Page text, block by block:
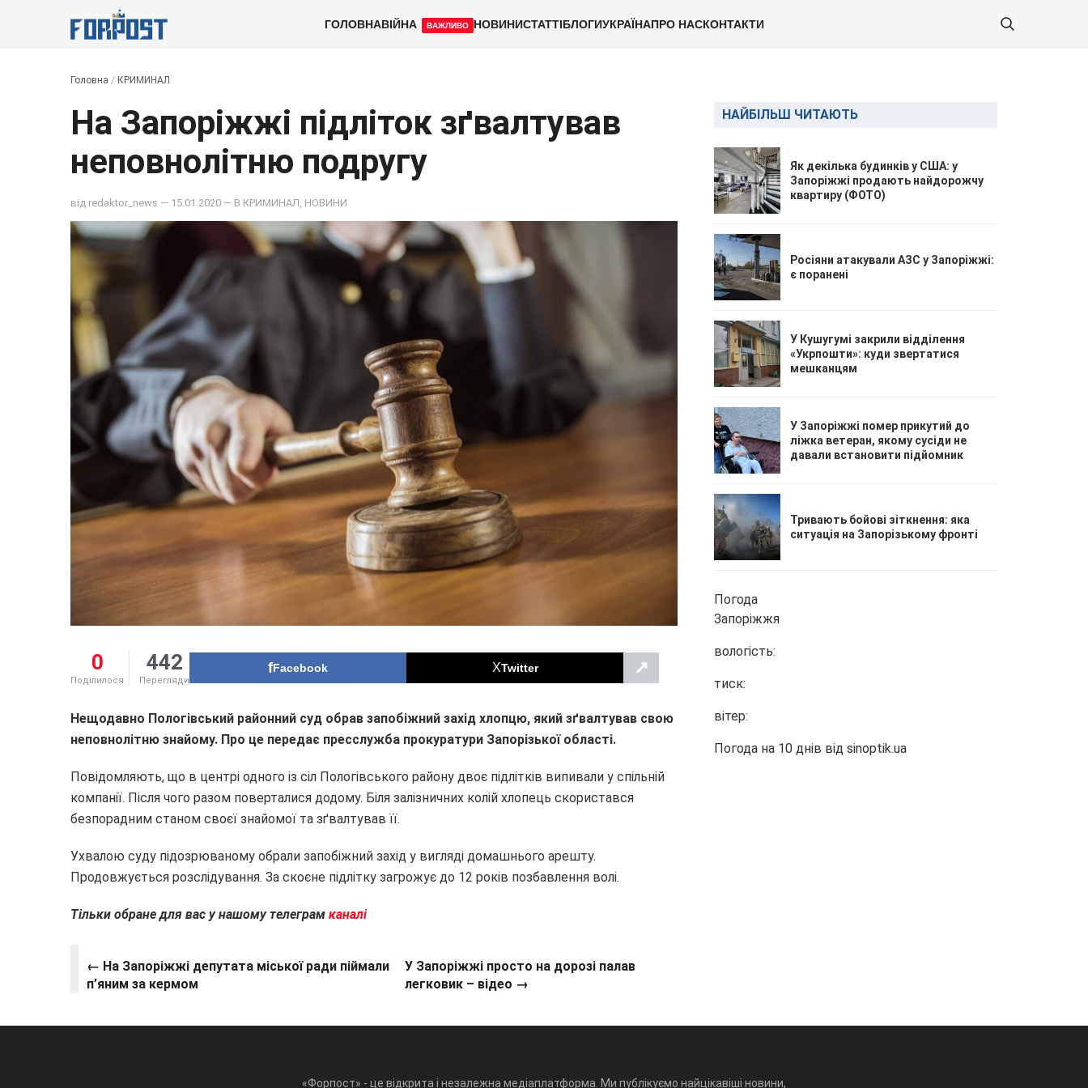
ГОЛОВНАВІЙНА ВАЖЛИВО НОВИНИСТАТТІБЛОГИУКРАЇНАПРО НАСКОНТАКТИ
Головна / КРИМИНАЛ
На Запоріжжі підліток зґвалтував
неповнолітню подругу
від redaktor_news — 15.01.2020 — В КРИМИНАЛ НОВИНИ
0
Поділилося
442
Перегляди
Facebook Twitter ↗
Нещодавно Пологівський районний суд обрав запобіжний захід хлопцю, який зґвалтував свою
неповнолітню знайому. Про це передає пресслужба прокуратури Запорізької області.
Повідомляють, що в центрі одного із сіл Пологівського району двоє підлітків випивали у спільній
компанії. Після чого разом поверталися додому. Біля залізничних колій хлопець скористався
безпорадним станом своєї знайомої та зґвалтував її.
Ухвалою суду підозрюваному обрали запобіжний захід у вигляді домашнього арешту.
Продовжується розслідування. За скоєне підлітку загрожує до 12 років позбавлення волі.
Тільки обране для вас у нашому телеграм каналі
← На Запоріжжі депутата міської ради піймали
п’яним за кермом
У Запоріжжі просто на дорозі палав
легковик – відео →
НАЙБІЛЬШ ЧИТАЮТЬ
Як декілька будинків у США: у
Запоріжжі продають найдорожчу
квартиру (ФОТО)
Росіяни атакували АЗС у Запоріжжі:
є поранені
У Кушугумі закрили відділення
«Укрпошти»: куди звертатися
мешканцям
У Запоріжжі помер прикутий до
ліжка ветеран, якому сусіди не
давали встановити підйомник
Тривають бойові зіткнення: яка
ситуація на Запорізькому фронті
Погода
Запоріжжя
вологість:
тиск:
вітер:
Погода на 10 днів від sinoptik.ua
«Форпост» - це відкрита і незалежна медіаплатформа. Ми публікуємо найцікавіші новини,